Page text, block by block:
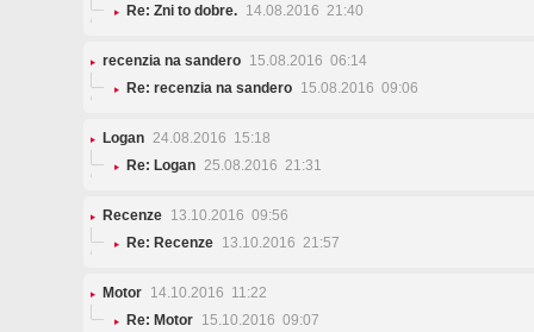
Re: Zni to dobre. 14.08.2016 21:40
recenzia na sandero 15.08.2016 06:14
Re: recenzia na sandero 15.08.2016 09:06
Logan 24.08.2016 15:18
Re: Logan 25.08.2016 21:31
Recenze 13.10.2016 09:56
Re: Recenze 13.10.2016 21:57
Motor 14.10.2016 11:22
Re: Motor 15.10.2016 09:07